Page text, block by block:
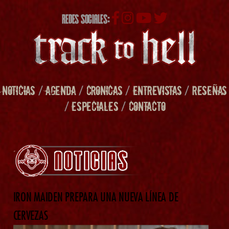
REDES SOCIALES:
NOTICIAS /AGENDA/ CRONICAS/ENTREVISTAS/RESEÑAS
/ESPECIALES/ CONTACTO
IRON MAIDEN PREPARA UNA NUEVA LÍNEA DE
CERVEZAS